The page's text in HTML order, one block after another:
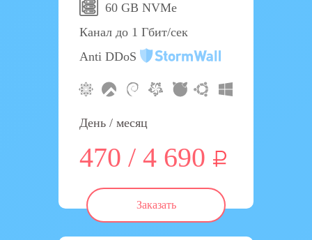
60 GB NVMe
Канал до 1 Гбит/сек
Anti DDoS
День / месяц
470 / 4 690
Заказать